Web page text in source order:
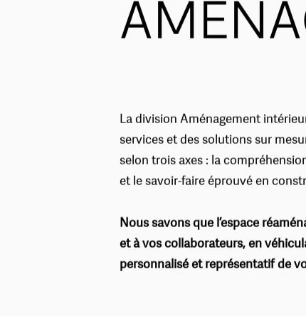
La division Aménagement
services et des solutions sur
selon trois axes : la
Nous savons que l’espace
et à vos collaborateurs, en